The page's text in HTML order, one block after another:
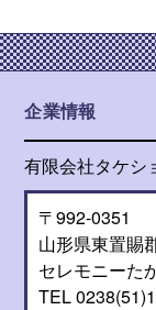
企業情報
有限会社タケシ
〒992-0351
山形県東置賜
セレモニーた
TEL